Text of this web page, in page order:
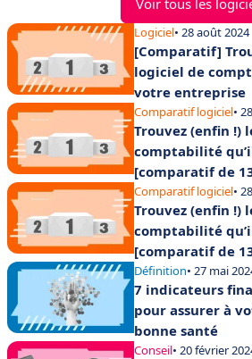
Voir tous les
Logiciel• 28 août 2024
[Comparatif]
logiciel de
votre entreprise
Comparatif logiciel•
Trouvez (enfin !)
comptabilité
[comparatif de
Comparatif logiciel•
Trouvez (enfin !)
comptabilité
[comparatif de
Définition• 27 mai
7 indicateurs
pour assurer à
bonne santé
Conseil• 20 février